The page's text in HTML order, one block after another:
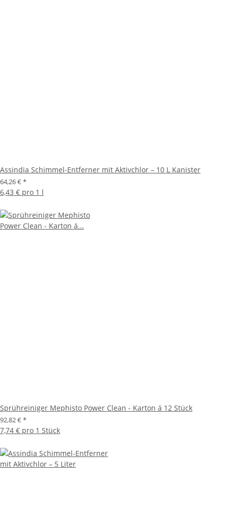
Assindia Schimmel-Entferner mit Aktivchlor – 10 L Kanister
64,26 € *
6,43 € pro 1 l
Sprühreiniger Mephisto Power Clean - Karton á 12 Stück
92,82 € *
7,74 € pro 1 Stück